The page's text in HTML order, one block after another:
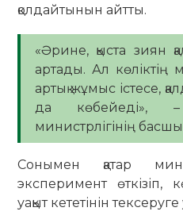
қолдайтынын айтты.
«Әрине, қыста зиян
артады. Ал көліктің
артық жұмыс істесе,
да көбейеді»,
министрлігінің
Сонымен қатар
эксперимент өткізіп,
уақыт кететінін